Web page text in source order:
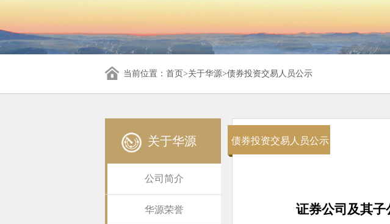
当前位置： 首页>关于华源>债券投资交易人员公示
关于华源
公司简介
华源荣誉
债券投资交易人员公示
证券公司及其